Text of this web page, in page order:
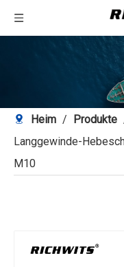
Heim / Produkte
Langgewinde-
M10